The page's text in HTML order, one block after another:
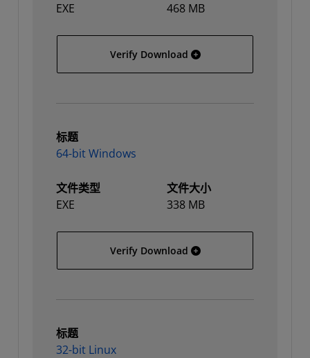
EXE
468 MB
Verify Download 32-bit Windows
标题
64-bit Windows
文件类型
EXE
文件大小
338 MB
Verify Download 64-bit Windows
标题
32-bit Linux